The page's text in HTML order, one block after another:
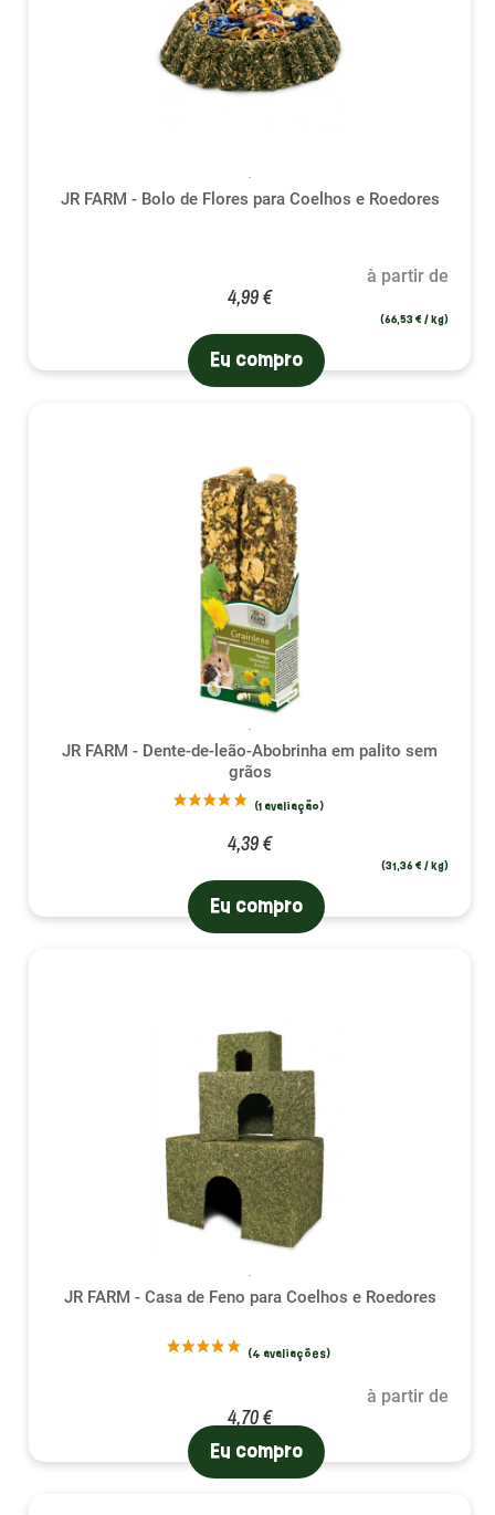
JR FARM - Bolo de Flores para Coelhos e Roedores
à partir de
4,99 €
(66,53 € / kg)
Eu compro
JR FARM - Dente-de-leão-Abobrinha em palito sem
grãos
4,39 €
(31,36 € / kg)
Eu compro
JR FARM - Casa de Feno para Coelhos e Roedores
à partir de
4,70 €
Eu compro